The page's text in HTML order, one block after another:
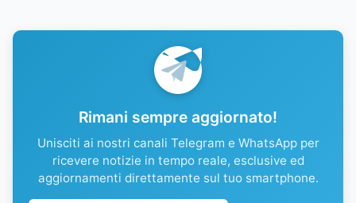
Rimani sempre aggiornato!
Unisciti ai nostri canali Telegram e WhatsApp per
ricevere notizie in tempo reale, esclusive ed
aggiornamenti direttamente sul tuo smartphone.